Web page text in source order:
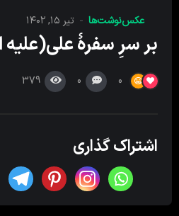
عکس‌نوشت‌ها تیر ۱۵, ۱۴۰۲
بر سرِ سفرۀ علی(علیه
0
0
379
اشتراک گذاری